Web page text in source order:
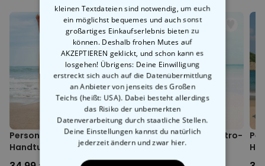
Geschichtemit nicht weniger als 8 Bildern und ein paar
netten Worten schreiben, was das ansonsten simple Trockenreib-
Accessoire zu einem wunderbaren und ebenso persönlichen wie
einzigartigen Geschenkmacht.
Sportskamerad Dent (siehe oben) hätte sich sicher gefreut. Und
jede/r, für den ihr ein eigenes Handtuch gestaltet, wird sich nicht
weniger
freuen. Wie auch wir, wenn ihr frohen Gemüts den
Konfigurator anwerft. So freuen sich alle. Wegen eines Handtuchs.
Erstaunlich. Und doch wieder nicht.
Da dieses Produkt dein ganz persönliches ist, können wir es leider
nicht zurück nehmen, das heißt es ist vom Widerrufsrecht
ausgeschlossen.
Personalisierbares
Handtuch mit Getränken
und Spruch
Personalisierbares Retro-
Handtuch mit Text
kleinen Textdateien sind notwendig, um euch
ein möglichst bequemes und auch sonst
großartiges Einkaufserlebnis bieten zu
können. Deshalb frohen Mutes auf
AKZEPTIEREN geklickt, und schon kann es
losgehen! Übrigens: Deine Einwilligung
erstreckt sich auch auf die Datenübermittlung
an Anbieter von jenseits des Großen
Teichs (heißt: USA). Dabei besteht allerdings
das Risiko der unbemerkten
Datenverarbeitung durch staatliche Stellen.
Deine Einstellungen kannst du natürlich
jederzeit ändern und zwar hier.